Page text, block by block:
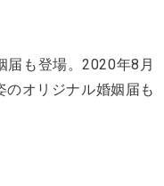
届も登場。2020年8月
のオリジナル婚姻届も